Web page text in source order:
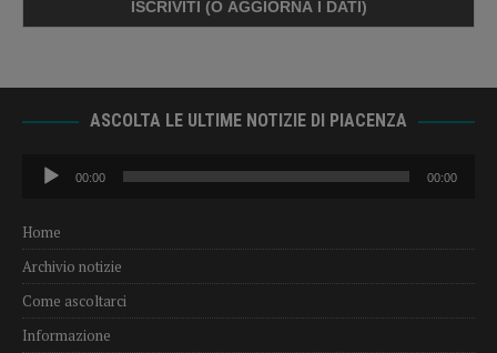
ASCOLTA LE ULTIME NOTIZIE DI PIACENZA
Audio
Player
00:00 00:00
Home
Archivio notizie
Come ascoltarci
Informazione